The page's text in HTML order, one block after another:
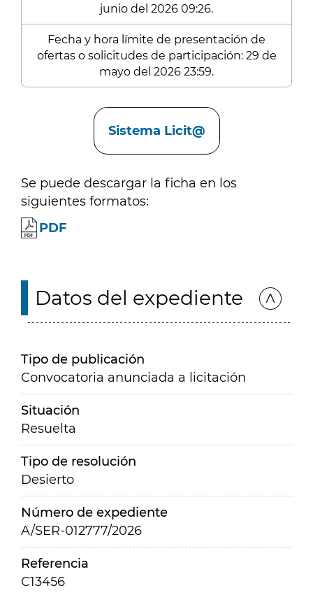
junio del 2026 09:26.
Fecha y hora límite de presentación de
ofertas o solicitudes de participación: 29 de
mayo del 2026 23:59.
Sistema Licit@
Se puede descargar la ficha en los
siguientes formatos:
PDF
Datos del expediente
Tipo de publicación
Convocatoria anunciada a licitación
Situación
Resuelta
Tipo de resolución
Desierto
Número de expediente
A/SER-012777/2026
Referencia
C13456